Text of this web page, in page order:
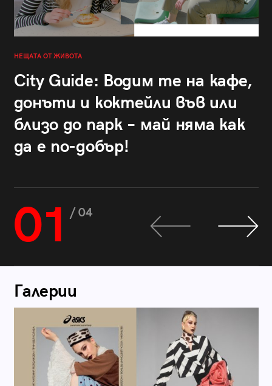
НЕЩАТА ОТ ЖИВОТА
City Guide: Водим те на кафе,
донъти и коктейли във или
близо до парк – май няма как
да е по-добър!
01 / 04
Галерии